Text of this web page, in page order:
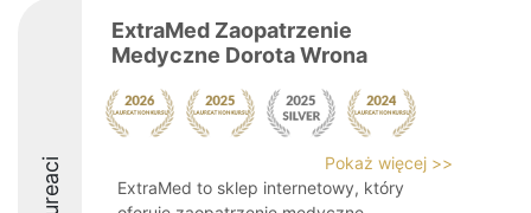
ExtraMed Zaopatrzenie
Medyczne Dorota Wrona
Pokaż więcej >>
ExtraMed to sklep internetowy, który